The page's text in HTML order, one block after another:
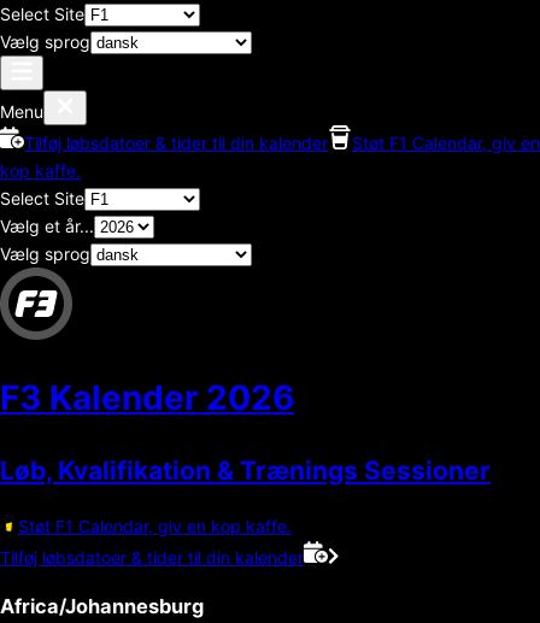
Select Site
Vælg sprog
Menu
Tilføj løbsdatoer & tider til din kalender
Støt F1 Calendar, giv en
kop kaffe.
Select Site
Vælg et år...
Vælg sprog
F3 Kalender 2026
Løb, Kvalifikation & Trænings Sessioner
Støt F1 Calendar, giv en kop kaffe.
Tilføj løbsdatoer & tider til din kalender
Africa/Johannesburg